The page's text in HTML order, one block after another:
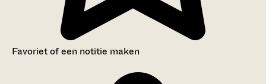
Favoriet of een notitie maken